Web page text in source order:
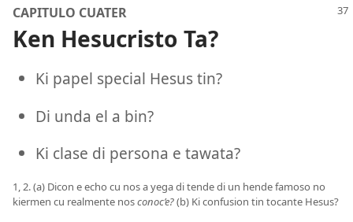
CAPITULO CUATER
Ken Hesucristo Ta?
Ki papel special Hesus tin?
Di unda el a bin?
Ki clase di persona e tawata?
1, 2. (a) Dicon e echo cu nos a yega di tende di un hende famoso no
kiermen cu realmente nosconoc’e?(b) Ki confusion tin tocante Hesus?